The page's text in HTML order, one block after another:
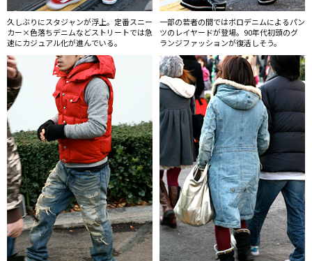
久しぶりにスタジャンが浮上。定番スニー
カー×色落ちデニムなどストリートでは急
速にカジュアル化が進んでいる。
一部の若者の間ではボロデニムによるパン
ツのレイヤードが登場。90年代初頭のグ
ランジファッションが復活しそう。